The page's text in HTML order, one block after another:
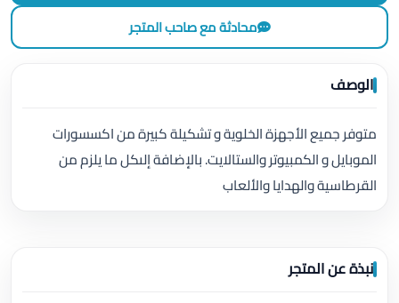
محادثة مع صاحب المتجر
الوصف
متوفر جميع الأجهزة الخلوية و تشكيلة كبيرة من اكسسورات
الموبايل و الكمبيوتر والستالايت. بالإضافة إلىكل ما يلزم من
القرطاسية والهدايا والألعاب
نبذة عن المتجر